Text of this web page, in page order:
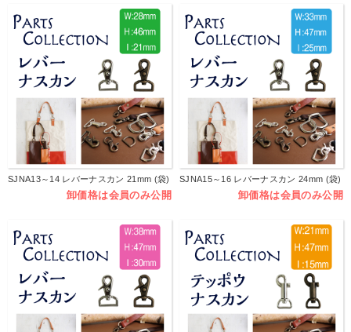
SJNA13～14 レバーナスカン 21mm (袋)
卸価格は会員のみ公開
SJNA15～16 レバーナスカン 24mm (袋)
卸価格は会員のみ公開